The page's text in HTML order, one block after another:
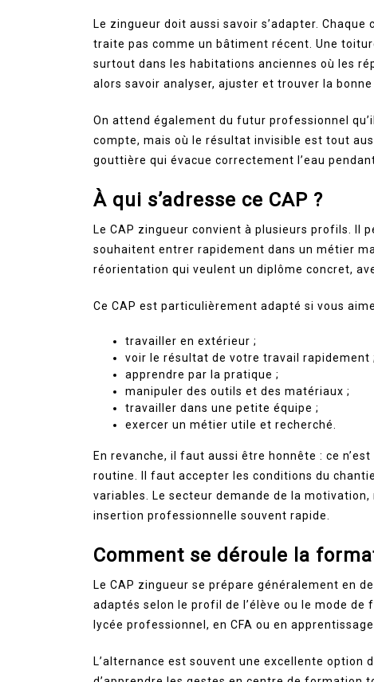
Le zingueur doit aussi savoir s’adapter.
traite pas comme un bâtiment récent. Une
surtout dans les habitations anciennes où les
alors savoir analyser, ajuster et trouver la
On attend également du futur professionnel
compte, mais où le résultat invisible est tout
gouttière qui évacue correctement l’eau
À qui s’adresse ce CAP ?
Le CAP zingueur convient à plusieurs profils. Il
souhaitent entrer rapidement dans un métier
réorientation qui veulent un diplôme concret,
Ce CAP est particulièrement adapté si vous
travailler en extérieur ;
voir le résultat de votre travail rapidement ;
apprendre par la pratique ;
manipuler des outils et des matériaux ;
travailler dans une petite équipe ;
exercer un métier utile et recherché.
En revanche, il faut aussi être honnête : ce
routine. Il faut accepter les conditions du
variables. Le secteur demande de la
insertion professionnelle souvent rapide.
Comment se déroule la
Le CAP zingueur se prépare généralement en
adaptés selon le profil de l’élève ou le mode
lycée professionnel, en CFA ou en
L’alternance est souvent une excellente option